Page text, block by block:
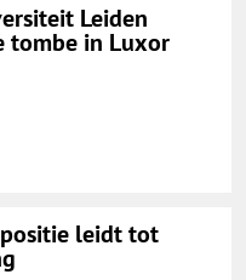
Leiden
tombe in Luxor
leidt tot